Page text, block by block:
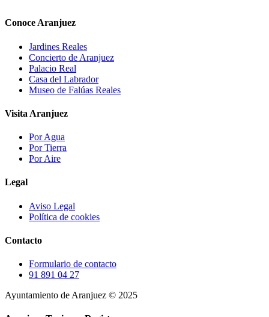
Conoce Aranjuez
Jardines Reales
Concierto de Aranjuez
Palacio Real
Casa del Labrador
Museo de Falúas Reales
Visita Aranjuez
Por Agua
Por Tierra
Por Aire
Legal
Aviso Legal
Política de cookies
Contacto
Formulario de contacto
91 891 04 27
Ayuntamiento de Aranjuez © 2025